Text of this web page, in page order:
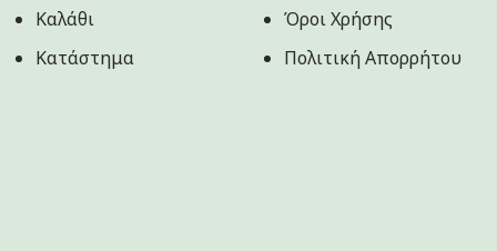
Καλάθι
Κατάστημα
Όροι Χρήσης
Πολιτική Aπορρήτου